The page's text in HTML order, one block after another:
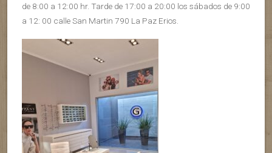
de 8:00 a 12:00 hr. Tarde de 17:00 a 20:00 los sábados de 9:00
a 12: 00 calle San Martin 790 La Paz Erios.